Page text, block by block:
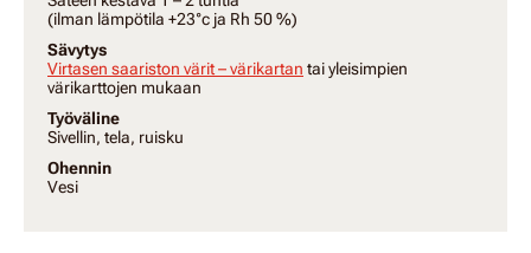
(ilman lämpötila +23°c ja Rh 50 %)
Sävytys
Virtasen saariston värit – värikartan tai yleisimpien
värikarttojen mukaan
Työväline
Sivellin, tela, ruisku
Ohennin
Vesi